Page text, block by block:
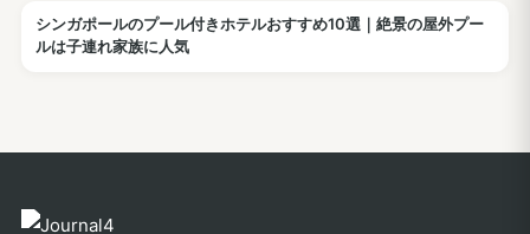
ホテル
シンガポールのプール付きホテルおすすめ10選｜絶景の屋外プー
ルは子連れ家族に人気